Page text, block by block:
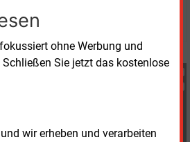
ohne Werbung und
Sie jetzt das kostenlose
wir erheben und verarbeiten
GmbH
Fritz Wilhelm